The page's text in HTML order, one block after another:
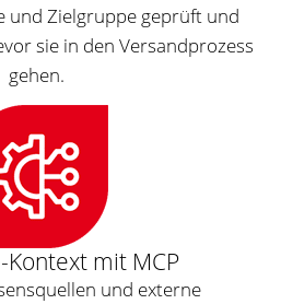
und Zielgruppe geprüft und
sie in den Versandprozess
gehen.
mit MCP
und externe